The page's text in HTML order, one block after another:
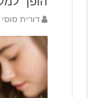
דורית סוסי